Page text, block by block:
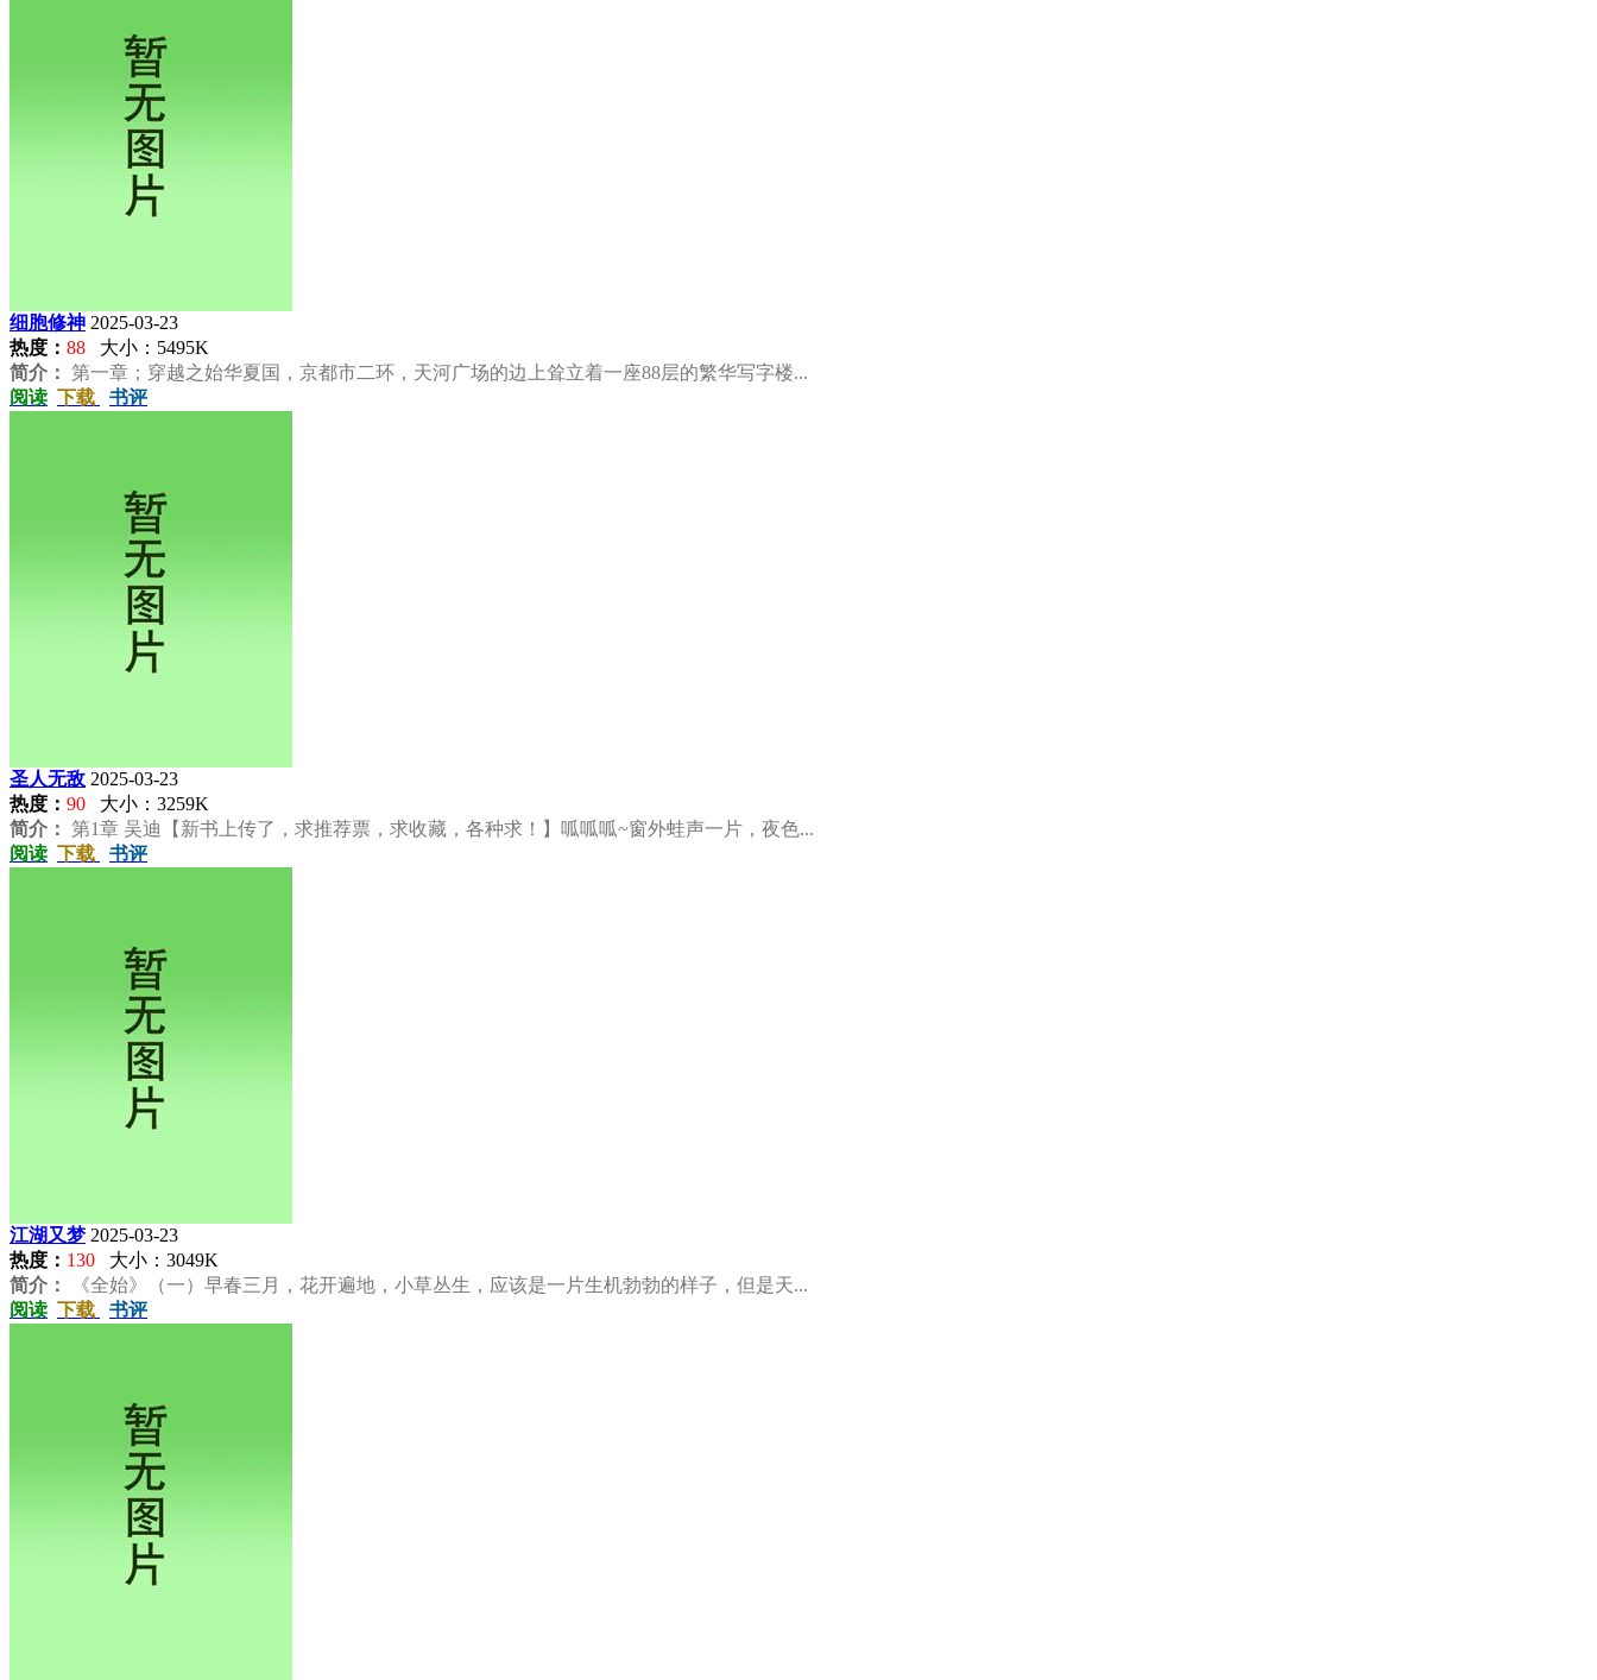
细胞修神 2025-03-23
热度： 88 大小：5495K
简介： 第一章；穿越之始华夏国，京都市二环，天河广场的边上耸立着一座88层的繁华写字楼...
阅读 下载 书评
圣人无敌 2025-03-23
热度： 90 大小：3259K
简介： 第1章 吴迪【新书上传了，求推荐票，求收藏，各种求！】呱呱呱~窗外蛙声一片，夜色...
阅读 下载 书评
江湖又梦 2025-03-23
热度： 130 大小：3049K
简介：
《全始》（一）早春三月，花开遍地，小草丛生，应该是一片生机勃勃的样子，但是天...
阅读 下载 书评